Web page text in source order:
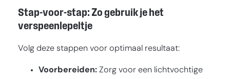
Stap-voor-stap: Zo gebruik je het
verspeenlepeltje
Volg deze stappen voor optimaal resultaat:
Voorbereiden:Zorg voor een lichtvochtige